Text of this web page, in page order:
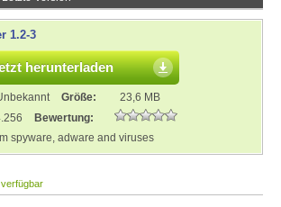
1.2-3
herunterladen
Größe:
23,6 MB
Bewertung:
spyware, adware and viruses